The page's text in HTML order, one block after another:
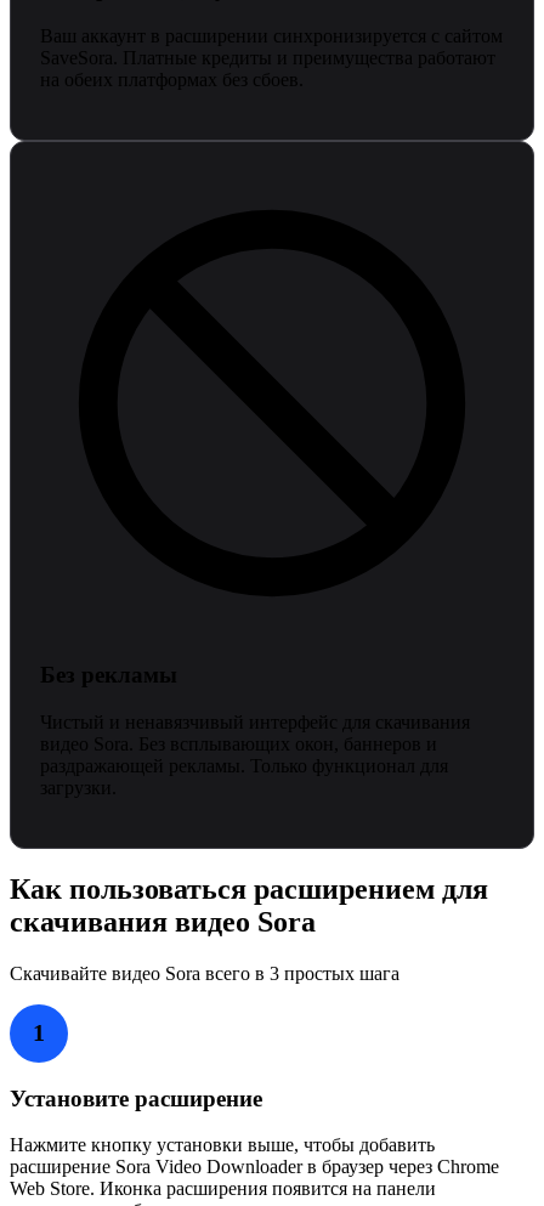
Ваш аккаунт в расширении синхронизируется с сайтом
SaveSora. Платные кредиты и преимущества работают
на обеих платформах без сбоев.
Без рекламы
Чистый и ненавязчивый интерфейс для скачивания
видео Sora. Без всплывающих окон, баннеров и
раздражающей рекламы. Только функционал для
загрузки.
Как пользоваться расширением для
скачивания видео Sora
Скачивайте видео Sora всего в 3 простых шага
1
Установите расширение
Нажмите кнопку установки выше, чтобы добавить
расширение Sora Video Downloader в браузер через Chrome
Web Store. Иконка расширения появится на панели